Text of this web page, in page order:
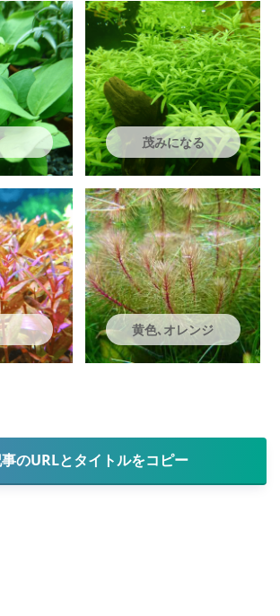
茂みになる
黄色､オレンジ
のURLとタイトルをコピー